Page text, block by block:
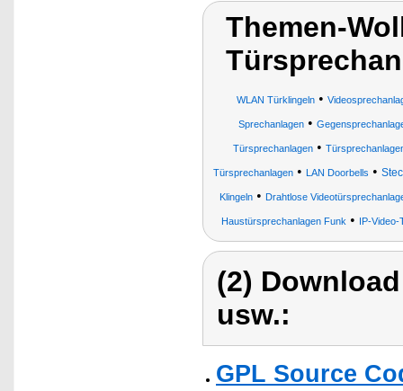
Themen-
WLAN Türklingeln •
Sprechanlagen•
Türsprechanlagen•
Türsprechanlagen• LAN Doorbells •
Klingeln• Drahtlose
Haustürsprechanlagen Funk • IP-Video-
(2)
usw.:
GPL Source